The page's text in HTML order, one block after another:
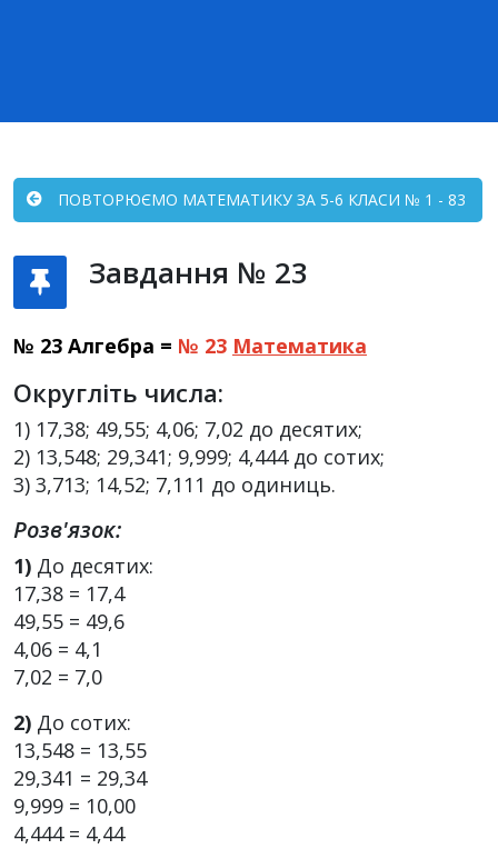
ПОВТОРЮЄМО МАТЕМАТИКУ ЗА 5-6 КЛАСИ № 1 - 83
Завдання № 23
№ 23 Алгебра = № 23 Математика
Округліть числа:
1) 17,38; 49,55; 4,06; 7,02 до десятих;
2) 13,548; 29,341; 9,999; 4,444 до сотих;
3) 3,713; 14,52; 7,111 до одиниць.
Розв'язок:
1) До десятих:
17,38 = 17,4
49,55 = 49,6
4,06 = 4,1
7,02 = 7,0
2) До сотих:
13,548 = 13,55
29,341 = 29,34
9,999 = 10,00
4,444 = 4,44